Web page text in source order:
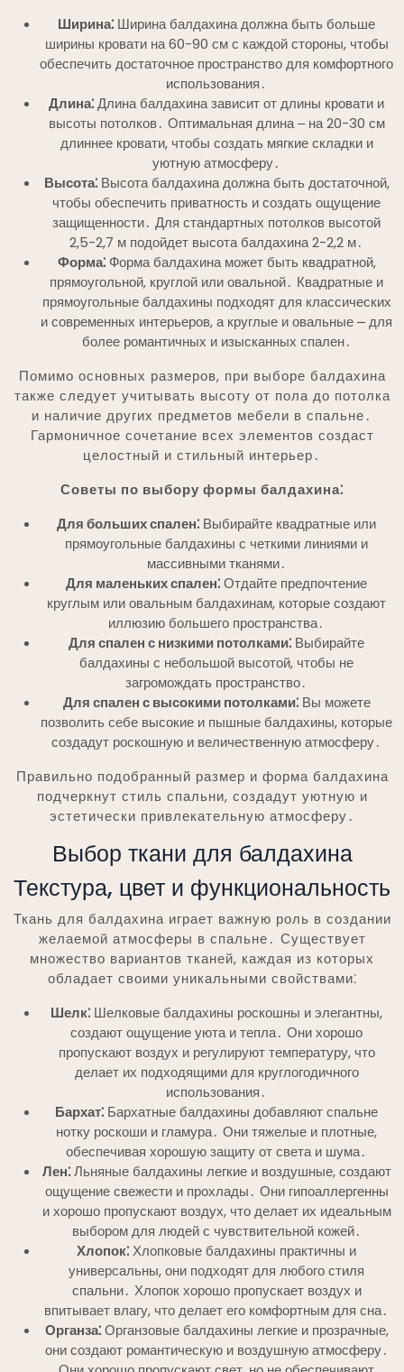
Ширина⁚ Ширина балдахина должна быть больше
ширины кровати на 60-90 см с каждой стороны, чтобы
обеспечить достаточное пространство для комфортного
использования․
Длина⁚Длина балдахина зависит от длины кровати и
высоты потолков․ Оптимальная длина ‒ на 20-30 см
длиннее кровати, чтобы создать мягкие складки и
уютную атмосферу․
Высота⁚Высота балдахина должна быть достаточной,
чтобы обеспечить приватность и создать ощущение
защищенности․ Для стандартных потолков высотой
2,5-2,7 м подойдет высота балдахина 2-2,2 м․
Форма⁚Форма балдахина может быть квадратной,
прямоугольной, круглой или овальной․ Квадратные и
прямоугольные балдахины подходят для классических
и современных интерьеров, а круглые и овальные ⎼ для
более романтичных и изысканных спален․
Помимо основных размеров, при выборе балдахина
также следует учитывать высоту от пола до потолка
и наличие других предметов мебели в спальне․
Гармоничное сочетание всех элементов создаст
целостный и стильный интерьер․
Советы по выбору формы балдахина⁚
Для больших спален⁚ Выбирайте квадратные или
прямоугольные балдахины с четкими линиями и
массивными тканями․
Для маленьких спален⁚Отдайте предпочтение
круглым или овальным балдахинам, которые создают
иллюзию большего пространства․
Для спален с низкими потолками⁚ Выбирайте
балдахины с небольшой высотой, чтобы не
загромождать пространство․
Для спален с высокими потолками⁚Вы можете
позволить себе высокие и пышные балдахины, которые
создадут роскошную и величественную атмосферу․
Правильно подобранный размер и форма балдахина
подчеркнут стиль спальни, создадут уютную и
эстетически привлекательную атмосферу․
Выбор ткани для балдахина
Текстура, цвет и функциональность
Ткань для балдахина играет важную роль в создании
желаемой атмосферы в спальне․ Существует
множество вариантов тканей, каждая из которых
обладает своими уникальными свойствами⁚
Шелк⁚ Шелковые балдахины роскошны и элегантны,
создают ощущение уюта и тепла․ Они хорошо
пропускают воздух и регулируют температуру, что
делает их подходящими для круглогодичного
использования․
Бархат⁚ Бархатные балдахины добавляют спальне
нотку роскоши и гламура․ Они тяжелые и плотные,
обеспечивая хорошую защиту от света и шума․
Лен⁚Льняные балдахины легкие и воздушные, создают
ощущение свежести и прохлады․ Они гипоаллергенны
и хорошо пропускают воздух, что делает их идеальным
выбором для людей с чувствительной кожей․
Хлопок⁚Хлопковые балдахины практичны и
универсальны, они подходят для любого стиля
спальни․ Хлопок хорошо пропускает воздух и
впитывает влагу, что делает его комфортным для сна․
Органза⁚Органзовые балдахины легкие и прозрачные,
они создают романтическую и воздушную атмосферу․